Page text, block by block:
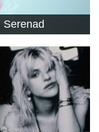
Serenad